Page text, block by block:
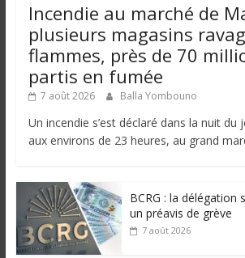
Incendie au marché de
plusieurs magasins
flammes, près de 70
partis en fumée
7 août 2026 Balla Yombouno
Un incendie s’est déclaré dans la nuit du
aux environs de 23 heures, au grand
BCRG : la délégation
un préavis de grève
7 août 2026